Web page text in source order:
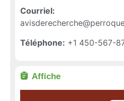
Courriel:
Téléphone: +1 450-567-
Affiche